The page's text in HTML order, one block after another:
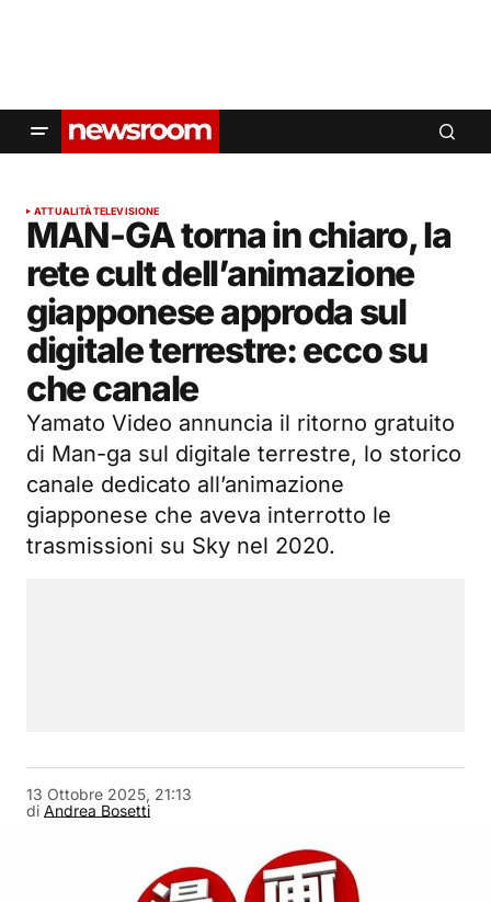
ATTUALITÀTELEVISIONE
MAN-GA torna in chiaro, la
rete cult dell’animazione
giapponese approda sul
digitale terrestre: ecco su
che canale
Yamato Video annuncia il ritorno gratuito
di Man-ga sul digitale terrestre, lo storico
canale dedicato all’animazione
giapponese che aveva interrotto le
trasmissioni su Sky nel 2020.
di Andrea Bosetti
13 Ottobre 2025, 21:13